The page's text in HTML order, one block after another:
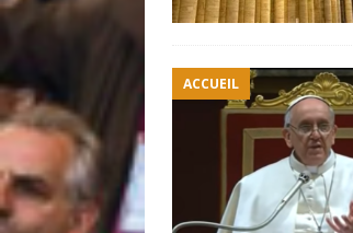
ACCUEIL